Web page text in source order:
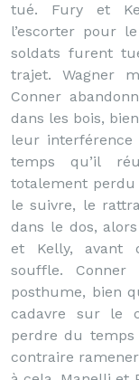
tué. Fury et
l’escorter pour
soldats furent
trajet. Wagner
Conner
dans les bois,
leur interférence
temps qu’il
totalement perdu
le suivre, le
dans le dos,
et Kelly, avant
souffle.
posthume, bien
cadavre sur le
perdre du
contraire